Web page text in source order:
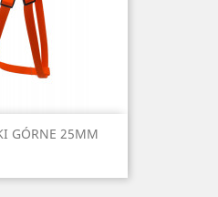
GÓRNE 25MM